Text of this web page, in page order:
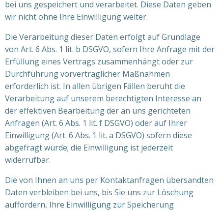
bei uns gespeichert und verarbeitet. Diese Daten geben
wir nicht ohne Ihre Einwilligung weiter.
Die Verarbeitung dieser Daten erfolgt auf Grundlage
von Art. 6 Abs. 1 lit. b DSGVO, sofern Ihre Anfrage mit der
Erfüllung eines Vertrags zusammenhängt oder zur
Durchführung vorvertraglicher Maßnahmen
erforderlich ist. In allen übrigen Fällen beruht die
Verarbeitung auf unserem berechtigten Interesse an
der effektiven Bearbeitung der an uns gerichteten
Anfragen (Art. 6 Abs. 1 lit. f DSGVO) oder auf Ihrer
Einwilligung (Art. 6 Abs. 1 lit. a DSGVO) sofern diese
abgefragt wurde; die Einwilligung ist jederzeit
widerrufbar.
Die von Ihnen an uns per Kontaktanfragen übersandten
Daten verbleiben bei uns, bis Sie uns zur Löschung
auffordern, Ihre Einwilligung zur Speicherung